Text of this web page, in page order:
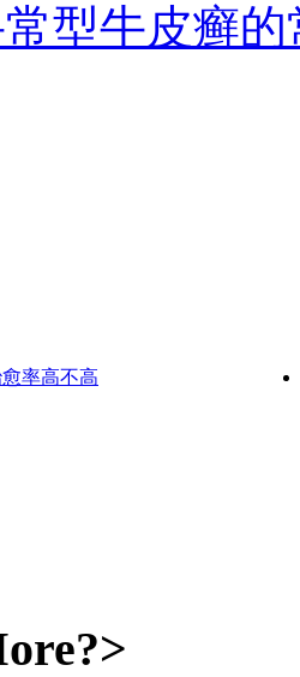
型牛皮癣
率高不高